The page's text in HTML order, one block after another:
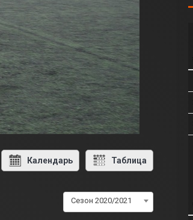
Календарь Таблица
Сезон 2020/2021